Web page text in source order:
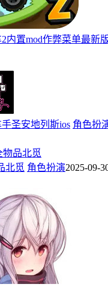
内置mod作弊菜单最新
圣安地列斯ios 角色扮
北觅 角色扮演2025-09-